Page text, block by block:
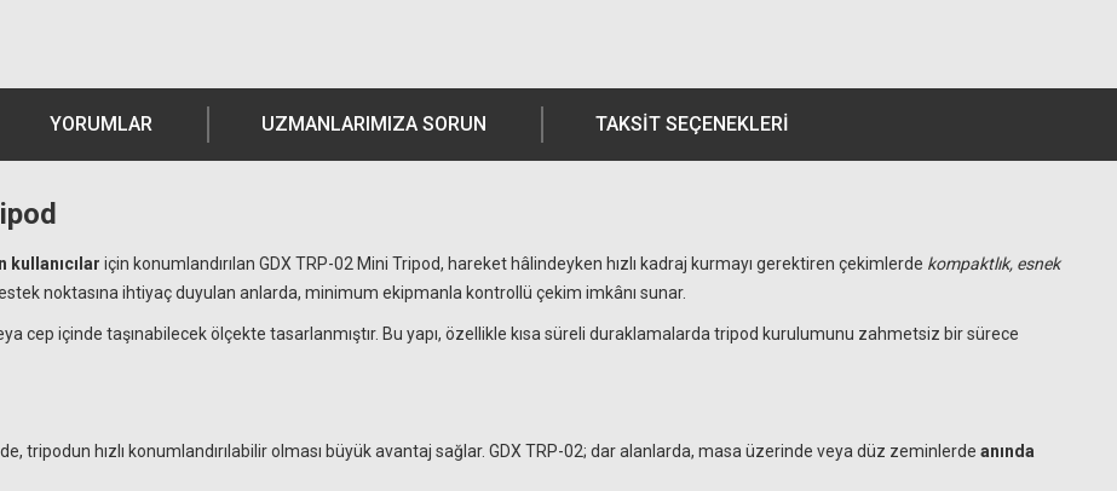
YORUMLAR UZMANLARIMIZA SORUN TAKSIT SEÇENEKLERI
için konumlandırılan GDX TRP-02 Mini Tripod, hareket hâlindeyken hızlı kadraj kurmayı gerektiren çekimlerde kompaktlık, esnek
noktasına ihtiyaç duyulan anlarda, minimum ekipmanla kontrollü çekim imkânı sunar.
cep içinde taşınabilecek ölçekte tasarlanmıştır. Bu yapı, özellikle kısa süreli duraklamalarda tripod kurulumunu zahmetsiz bir sürece
tripodun hızlı konumlandırılabilir olması büyük avantaj sağlar. GDX TRP-02; dar alanlarda, masa üzerinde veya düz zeminlerde anında